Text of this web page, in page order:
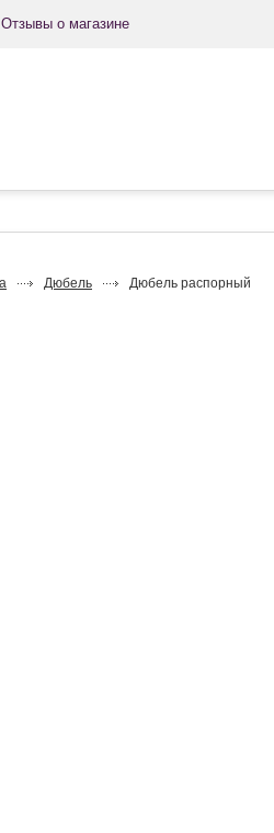
Отзывы о магазине
Дюбель Дюбель распорный